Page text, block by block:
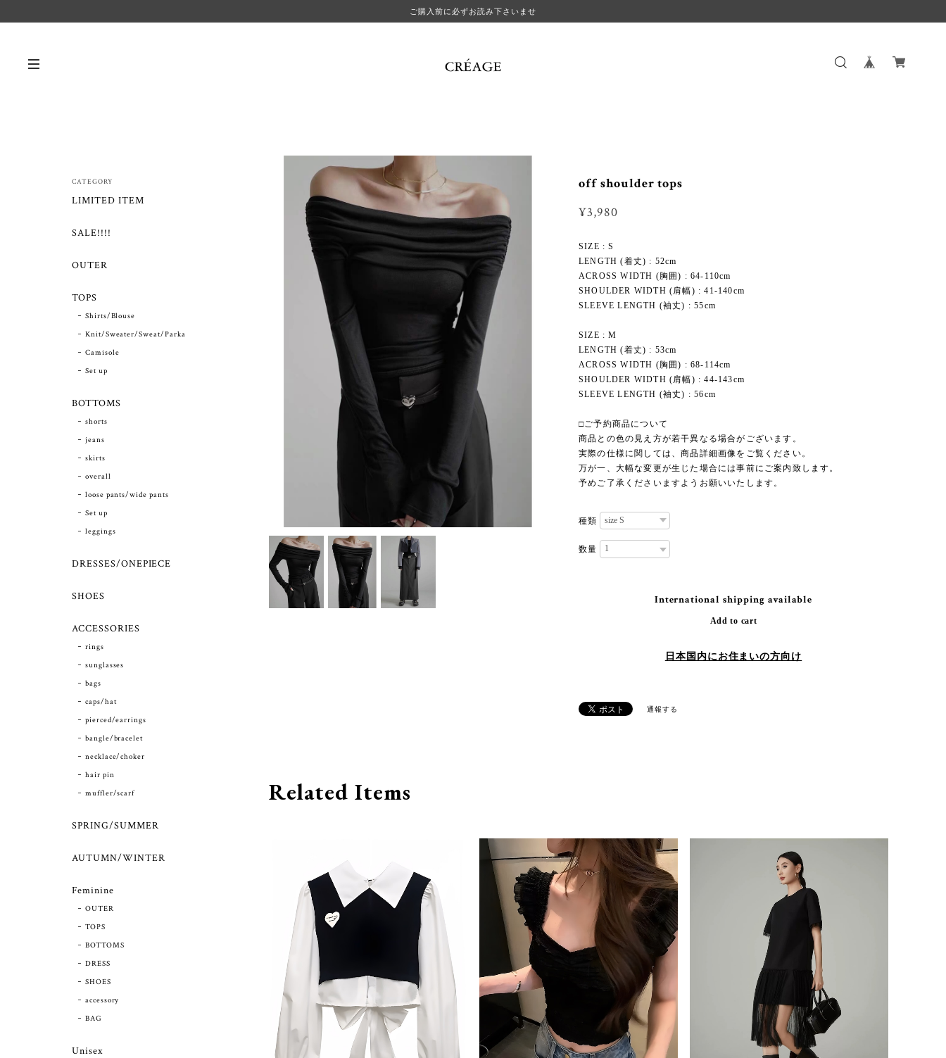
ご購入前に必ずお読み下さいませ
off shoulder tops
¥3,980
SIZE : S
LENGTH (着丈) : 52cm
ACROSS WIDTH (胸囲) : 64-110cm
SHOULDER WIDTH (肩幅) : 41-140cm
SLEEVE LENGTH (袖丈) : 55cm
SIZE : M
LENGTH (着丈) : 53cm
ACROSS WIDTH (胸囲) : 68-114cm
SHOULDER WIDTH (肩幅) : 44-143cm
SLEEVE LENGTH (袖丈) : 56cm
□ご予約商品について
商品との色の見え方が若干異なる場合がございます。
実際の仕様に関しては、商品詳細画像をご覧ください。
万が一、大幅な変更が生じた場合には事前にご案内致します。
予めご了承くださいますようお願いいたします。
種類
数量
International shipping available
Add to cart
日本国内にお住まいの方向け
通報する
Related Items
CATEGORY
LIMITED ITEM
SALE!!!!
OUTER
TOPS
Shirts/Blouse
Knit/Sweater/Sweat/Parka
Camisole
Set up
BOTTOMS
shorts
jeans
skirts
overall
loose pants/wide pants
Set up
leggings
DRESSES/ONEPIECE
SHOES
ACCESSORIES
rings
sunglasses
bags
caps/hat
pierced/earrings
bangle/bracelet
necklace/choker
hair pin
muffler/scarf
SPRING/SUMMER
AUTUMN/WINTER
Feminine
OUTER
TOPS
BOTTOMS
DRESS
SHOES
accessory
BAG
Unisex